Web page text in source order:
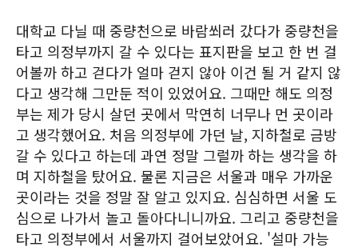
대학교 다닐 때 중량천으로 바람쐬러 갔다가 중량천을
타고 의정부까지 갈 수 있다는 표지판을 보고 한 번 걸
어볼까 하고 걷다가 얼마 걷지 않아 이건 될 거 같지 않
다고 생각해 그만둔 적이 있었어요. 그때만 해도 의정
부는 제가 당시 살던 곳에서 막연히 너무나 먼 곳이라
고 생각했어요. 처음 의정부에 가던 날, 지하철로 금방
갈 수 있다고 하는데 과연 정말 그럴까 하는 생각을 하
며 지하철을 탔어요. 물론 지금은 서울과 매우 가까운
곳이라는 것을 정말 잘 알고 있지요. 심심하면 서울 도
심으로 나가서 놀고 돌아다니니까요. 그리고 중량천을
타고 의정부에서 서울까지 걸어보았어요. '설마 가능